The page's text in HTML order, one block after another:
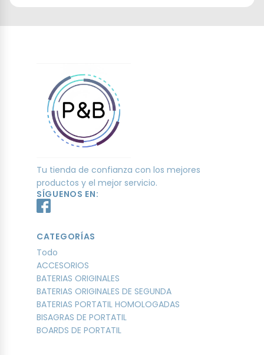
Tu tienda de confianza con los mejores
productos y el mejor servicio.
SÍGUENOS EN:
CATEGORÍAS
Todo
ACCESORIOS
BATERIAS ORIGINALES
BATERIAS ORIGINALES DE SEGUNDA
BATERIAS PORTATIL HOMOLOGADAS
BISAGRAS DE PORTATIL
BOARDS DE PORTATIL